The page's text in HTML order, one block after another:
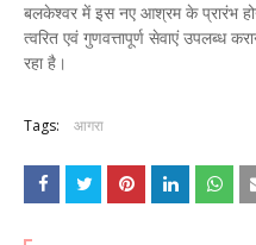
बलकेश्वर में इस नए आश्रम के प्रारंभ
त्वरित एवं गुणवत्तापूर्ण सेवाएं उपलब्ध
रहा है।
Tags: आगरा